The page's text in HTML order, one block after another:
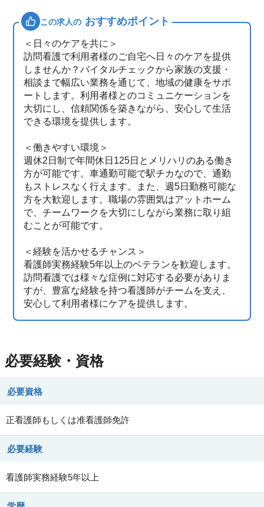
この求人の おすすめポイント
＜日々のケアを共に＞
訪問看護で利用者様のご自宅へ日々のケアを提供
しませんか？バイタルチェックから家族の支援・
相談まで幅広い業務を通じて、地域の健康をサポ
ートします。利用者様とのコミュニケーションを
大切にし、信頼関係を築きながら、安心して生活
できる環境を提供します。
＜働きやすい環境＞
週休2日制で年間休日125日とメリハリのある働き
方が可能です。車通勤可能で駅チカなので、通勤
もストレスなく行えます。また、週5日勤務可能な
方を大歓迎します。職場の雰囲気はアットホーム
で、チームワークを大切にしながら業務に取り組
むことが可能です。
＜経験を活かせるチャンス＞
看護師実務経験5年以上のベテランを歓迎します。
訪問看護では様々な症例に対応する必要がありま
すが、豊富な経験を持つ看護師がチームを支え、
安心して利用者様にケアを提供します。
必要経験・資格
必要資格
正看護師もしくは准看護師免許
必要経験
看護師実務経験5年以上